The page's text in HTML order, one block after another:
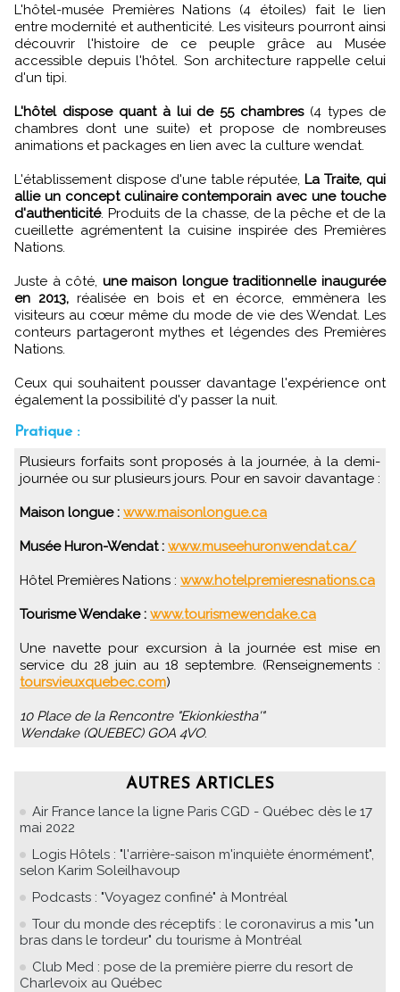
L'hôtel-musée Premières Nations (4 étoiles) fait le lien
entre modernité et authenticité. Les visiteurs pourront ainsi
découvrir l'histoire de ce peuple grâce au Musée
accessible depuis l'hôtel. Son architecture rappelle celui
d'un tipi.
L'hôtel dispose quant à lui de 55 chambres(4 types de
chambres dont une suite) et propose de nombreuses
animations et packages en lien avec la culture wendat.
L'établissement dispose d'une table réputée, La Traite, qui
allie un concept culinaire contemporain avec une touche
d'authenticité. Produits de la chasse, de la pêche et de la
cueillette agrémentent la cuisine inspirée des Premières
Nations.
Juste à côté, une maison longue traditionnelle inaugurée
en 2013,réalisée en bois et en écorce, emmènera les
visiteurs au cœur même du mode de vie des Wendat. Les
conteurs partageront mythes et légendes des Premières
Nations.
Ceux qui souhaitent pousser davantage l'expérience ont
également la possibilité d'y passer la nuit.
Pratique :
Plusieurs forfaits sont proposés à la journée, à la demi-
journée ou sur plusieurs jours. Pour en savoir davantage :
Maison longue : www.maisonlongue.ca
Musée Huron-Wendat : www.museehuronwendat.ca/
Hôtel Premières Nations : www.hotelpremieresnations.ca
Tourisme Wendake : www.tourismewendake.ca
Une navette pour excursion à la journée est mise en
service du 28 juin au 18 septembre. (Renseignements :
toursvieuxquebec.com)
10 Place de la Rencontre "Ekionkiestha'"
Wendake (QUEBEC) GOA 4VO.
AUTRES ARTICLES
Air France lance la ligne Paris CGD - Québec dès le 17
mai 2022
Logis Hôtels : "l'arrière-saison m'inquiète énormément",
selon Karim Soleilhavoup
Podcasts : "Voyagez confiné" à Montréal
Tour du monde des réceptifs : le coronavirus a mis "un
bras dans le tordeur" du tourisme à Montréal
Club Med : pose de la première pierre du resort de
Charlevoix au Québec